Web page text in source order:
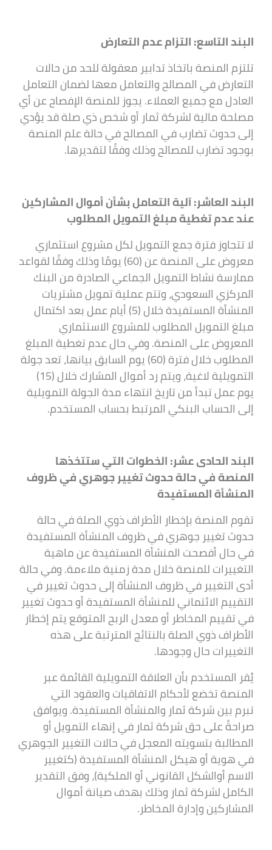
البند التاسع: التزام عدم التعارض
تلتزم المنصة باتخاذ تدابير معقولة للحد من حالات
التعارض في المصالح والتعامل معها لضمان التعامل
العادل مع جميع العملاء. يجوز للمنصة الإفصاح عن أي
مصلحة مالية لشركة ثمار أو شخص ذي صلة قد يؤدي
إلى حدوث تضارب في المصالح في حالة علم المنصة
بوجود تضارب للمصالح وذلك وفقًا لتقديرها.
البند العاشر: آلية التعامل بشأن أموال المشاركين
عند عدم تغطية مبلغ التمويل المطلوب
لا تتجاوز فترة جمع التمويل لكل مشروع استثماري
معروض على المنصة عن (60) يومًا وذلك وفقًا لقواعد
ممارسة نشاط التمويل الجماعي الصادرة من البنك
المركزي السعودي، وتتم عملية تمويل مشتريات
المنشأة المستفيدة خلال (5) أيام عمل بعد اكتمال
مبلغ التمويل المطلوب للمشروع الاستثماري
المعروض على المنصة. وفي حال عدم تغطية المبلغ
المطلوب خلال فترة (60) يوم السابق بيانها، تعد جولة
التمويلية لاغية، ويتم رد أموال المشارك خلال (15)
يوم عمل تبدأ من تاريخ انتهاء مدة الجولة التمويلية
إلى الحساب البنكي المرتبط بحساب المستخدم.
البند الحادى عشر: الخطوات التي ستتخذها
المنصة في حالة حدوث تغيير جوهري في ظروف
المنشأة المستفيدة
تقوم المنصة بإخطار الأطراف ذوي الصلة في حالة
حدوث تغيير جوهري في ظروف المنشأة المستفيدة
في حال أفصحت المنشأة المستفيدة عن ماهية
التغييرات للمنصة خلال مدة زمنية ملاءمة. وفي حالة
أدى التغيير في ظروف المنشأة إلى حدوث تغيير في
التقييم الائتماني للمنشأة المستفيدة أو حدوث تغيير
في تقييم المخاطر أو معدل الربح المتوقع يتم إخطار
الأطراف ذوي الصلة بالنتائج المترتبة على هذه
التغييرات حال وجودها.
يُقر المستخدم بأن العلاقة التمويلية القائمة عبر
المنصة تخضع لأحكام الاتفاقيات والعقود التي
تبرم بين شركة ثمار والمنشأة المستفيدة. ويوافق
صراحةً على حق شركة ثمار في إنهاء التمويل أو
المطالبة بتسويته المعجل في حالات التغيير الجوهري
في هوية أو هيكل المنشأة المستفيدة (كتغيير
الاسم أوالشكل القانوني أو الملكية)، وفق التقدير
الكامل لشركة ثمار وذلك بهدف صيانة أموال
المشاركين وإدارة المخاطر.